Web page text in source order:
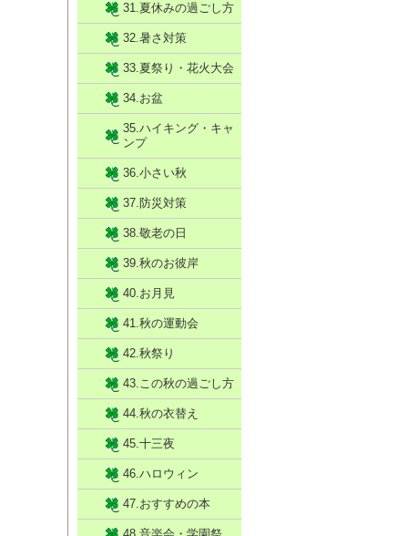
31.夏休みの過ごし方
32.暑さ対策
33.夏祭り・花火大会
34.お盆
35.ハイキング・キャ
ンプ
36.小さい秋
37.防災対策
38.敬老の日
39.秋のお彼岸
40.お月見
41.秋の運動会
42.秋祭り
43.この秋の過ごし方
44.秋の衣替え
45.十三夜
46.ハロウィン
47.おすすめの本
48.音楽会・学園祭